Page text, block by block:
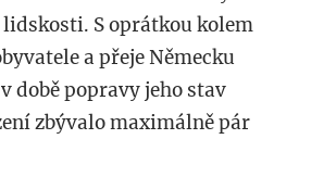
S oprátkou kolem
a přeje Německu
době popravy jeho stav
zbývalo maximálně pár